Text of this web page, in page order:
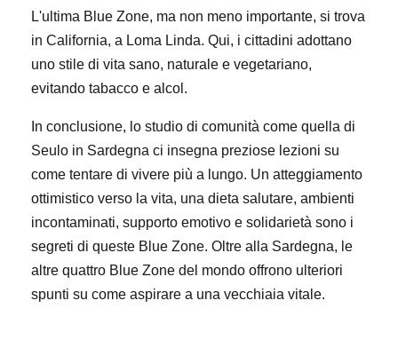
L'ultima Blue Zone, ma non meno importante, si trova
in California, a Loma Linda. Qui, i cittadini adottano
uno stile di vita sano, naturale e vegetariano,
evitando tabacco e alcol.
In conclusione, lo studio di comunità come quella di
Seulo in Sardegna ci insegna preziose lezioni su
come tentare di vivere più a lungo. Un atteggiamento
ottimistico verso la vita, una dieta salutare, ambienti
incontaminati, supporto emotivo e solidarietà sono i
segreti di queste Blue Zone. Oltre alla Sardegna, le
altre quattro Blue Zone del mondo offrono ulteriori
spunti su come aspirare a una vecchiaia vitale.